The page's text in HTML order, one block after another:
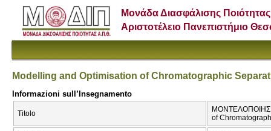
Μονάδα Διασφάλισης Ποιότητας
Αριστοτέλειο Πανεπιστήμιο
Modelling and Optimisation of Chromatographic
Informazioni sull’Insegnamento
Titolo
of